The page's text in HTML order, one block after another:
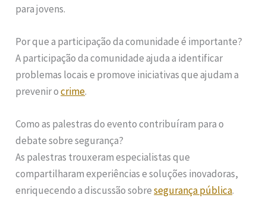
para jovens.
Por que a participação da comunidade é importante?
A participação da comunidade ajuda a identificar
problemas locais e promove iniciativas que ajudam a
prevenir ocrime.
Como as palestras do evento contribuíram para o
debate sobre segurança?
As palestras trouxeram especialistas que
compartilharam experiências e soluções inovadoras,
enriquecendo a discussão sobresegurança pública.